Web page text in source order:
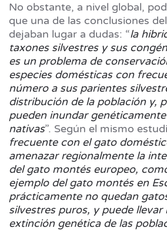
No obstante, a nivel global,
que una de las conclusiones
dejaban lugar a dudas: “la
taxones silvestres y sus
es un problema de
especies domésticas con
número a sus parientes
distribución de la población y,
pueden inundar
nativas”. Según el mismo
frecuente con el gato
amenazar regionalmente la
del gato montés europeo,
ejemplo del gato montés en
prácticamente no quedan
silvestres puros, y puede llevar
extinción genética de las